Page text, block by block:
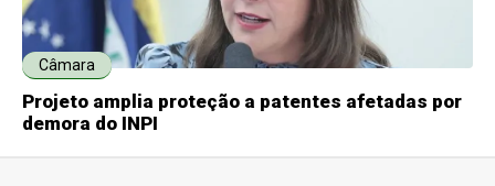
Câmara
Projeto amplia proteção a patentes afetadas por
demora do INPI